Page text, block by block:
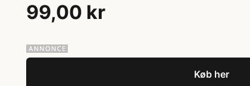
99,00 kr
Køb her